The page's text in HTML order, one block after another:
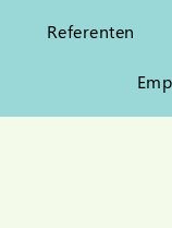
Referenten